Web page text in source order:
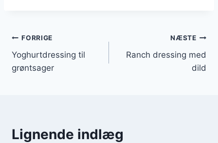
Indlægsnavigation
FORRIGE
Yoghurtdressing til
grøntsager
NÆSTE
Ranch dressing med
dild
Lignende indlæg